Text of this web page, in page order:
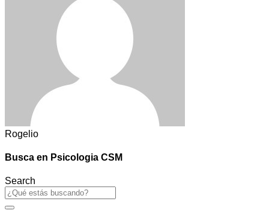
Rogelio
Busca en Psicologia CSM
Search